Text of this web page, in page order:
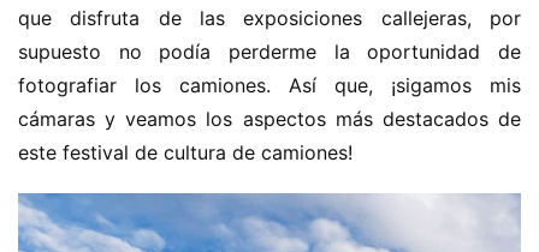
que disfruta de las exposiciones callejeras, por
supuesto no podía perderme la oportunidad de
fotografiar los camiones. Así que, ¡sigamos mis
cámaras y veamos los aspectos más destacados de
este festival de cultura de camiones!